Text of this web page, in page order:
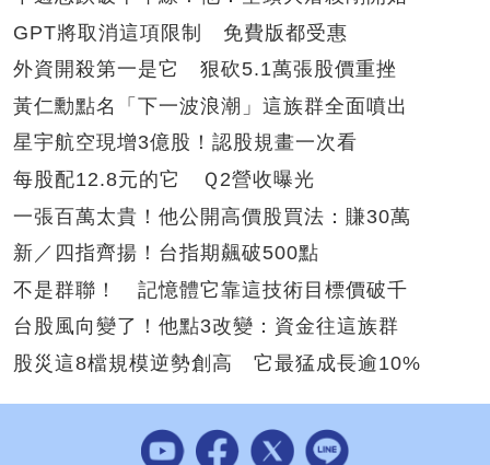
GPT將取消這項限制 免費版都受惠
外資開殺第一是它 狠砍5.1萬張股價重挫
黃仁勳點名「下一波浪潮」這族群全面噴出
星宇航空現增3億股！認股規畫一次看
每股配12.8元的它 Ｑ2營收曝光
一張百萬太貴！他公開高價股買法：賺30萬
新／四指齊揚！台指期飆破500點
不是群聯！ 記憶體它靠這技術目標價破千
台股風向變了！他點3改變：資金往這族群
股災這8檔規模逆勢創高 它最猛成長逾10%